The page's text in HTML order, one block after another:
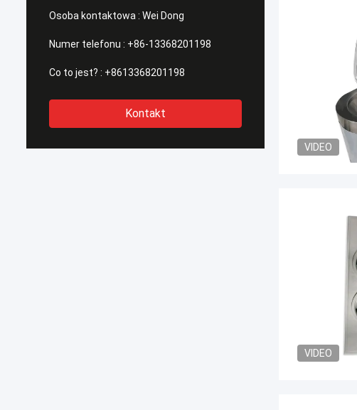
Osoba kontaktowa : Wei Dong
Numer telefonu : +86-13368201198
Co to jest? : +8613368201198
Kontakt
VIDEO
VIDEO